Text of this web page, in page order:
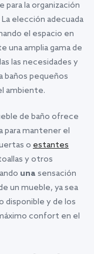
la organización
La elección adecuada
el espacio en
una amplia gama de
las necesidades y
baños pequeños
ambiente.
de baño ofrece
para mantener el
o estantes
y otros
una sensación
un mueble, ya sea
disponible y de los
confort en el